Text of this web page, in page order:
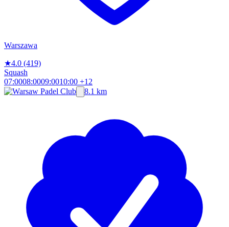
Warszawa
★4.0 (419)
Squash
07:0008:0009:0010:00 +12
8.1 km